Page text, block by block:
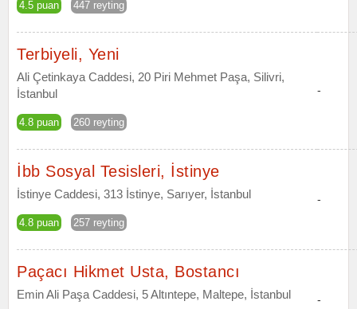
4.5 puan 447 reyting
Terbiyeli, Yeni
Ali Çetinkaya Caddesi, 20 Piri Mehmet Paşa, Silivri,
İstanbul
4.8 puan 260 reyting
-
İbb Sosyal Tesisleri, İstinye
İstinye Caddesi, 313 İstinye, Sarıyer, İstanbul
4.8 puan 257 reyting
-
Paçacı Hikmet Usta, Bostancı
Emin Ali Paşa Caddesi, 5 Altıntepe, Maltepe, İstanbul -